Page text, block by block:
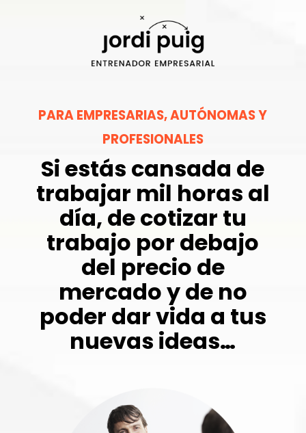
PARA EMPRESARIAS, AUTÓNOMAS Y
PROFESIONALES
Si estás cansada de
trabajar mil horas al
día, de cotizar tu
trabajo por debajo
del precio de
mercado y de no
poder dar vida a tus
nuevas ideas…